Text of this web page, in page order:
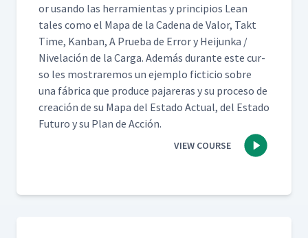
or usan­do las her­ramien­tas y prin­ci­p­ios Lean
tales como el Mapa de la Cade­na de Val­or, Takt
Time, Kan­ban, A Prue­ba de Error y Hei­jun­ka /
Nivelación de la Car­ga. Además durante este cur­
so les mostraremos un ejem­p­lo fic­ti­cio sobre
una fábri­ca que pro­duce pajar­eras y su pro­ce­so de
creación de su Mapa del Esta­do Actu­al, del Esta­do
Futuro y su Plan de Acción.
VIEW COURSE